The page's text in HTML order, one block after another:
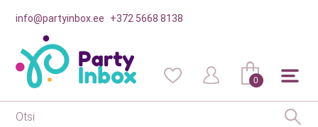
info@partyinbox.ee +372 5668 8138
0